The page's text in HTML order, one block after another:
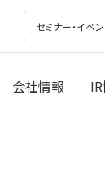
セミナー・イベン
会社情報